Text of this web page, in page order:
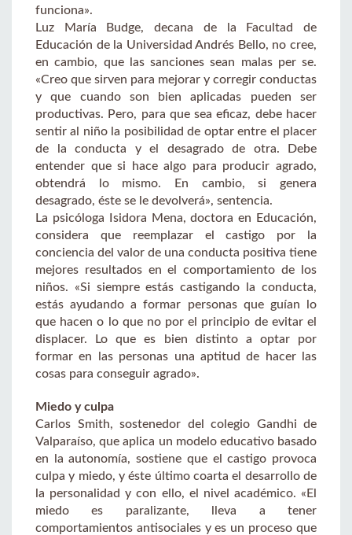
funciona».
Luz María Budge, decana de la Facultad de
Educación de la Universidad Andrés Bello, no cree,
en cambio, que las sanciones sean malas per se.
«Creo que sirven para mejorar y corregir conductas
y que cuando son bien aplicadas pueden ser
productivas. Pero, para que sea eficaz, debe hacer
sentir al niño la posibilidad de optar entre el placer
de la conducta y el desagrado de otra. Debe
entender que si hace algo para producir agrado,
obtendrá lo mismo. En cambio, si genera
desagrado, éste se le devolverá», sentencia.
La psicóloga Isidora Mena, doctora en Educación,
considera que reemplazar el castigo por la
conciencia del valor de una conducta positiva tiene
mejores resultados en el comportamiento de los
niños. «Si siempre estás castigando la conducta,
estás ayudando a formar personas que guían lo
que hacen o lo que no por el principio de evitar el
displacer. Lo que es bien distinto a optar por
formar en las personas una aptitud de hacer las
cosas para conseguir agrado».
Miedo y culpa
Carlos Smith, sostenedor del colegio Gandhi de
Valparaíso, que aplica un modelo educativo basado
en la autonomía, sostiene que el castigo provoca
culpa y miedo, y éste último coarta el desarrollo de
la personalidad y con ello, el nivel académico. «El
miedo es paralizante, lleva a tener
comportamientos antisociales y es un proceso que